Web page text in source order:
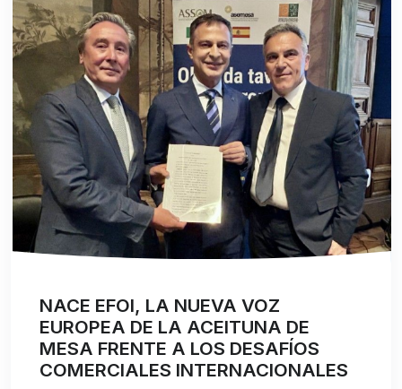
NACE EFOI, LA NUEVA VOZ
EUROPEA DE LA ACEITUNA DE
MESA FRENTE A LOS DESAFÍOS
COMERCIALES INTERNACIONALES